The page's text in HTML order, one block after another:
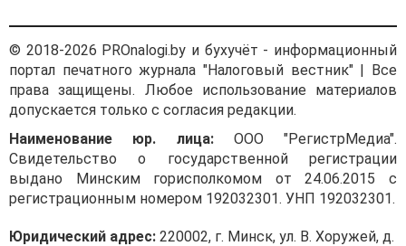
© 2018-2026 PROnalogi.by и бухучёт - информационный
портал печатного журнала "Налоговый вестник" | Все
права защищены. Любое использование материалов
допускается только с согласия редакции.
Наименование юр. лица:ООО "РегистрМедиа".
Свидетельство о государственной регистрации
выдано Минским горисполкомом от 24.06.2015 с
регистрационным номером 192032301. УНП 192032301.
Юридический адрес: 220002, г. Минск, ул. В. Хоружей, д.